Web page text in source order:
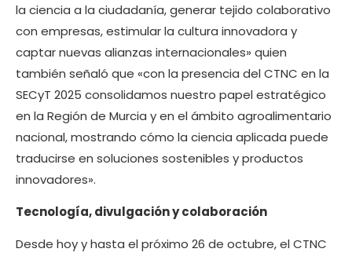
la ciencia a la ciudadanía, generar tejido colaborativo
con empresas, estimular la cultura innovadora y
captar nuevas alianzas internacionales» quien
también señaló que «con la presencia del CTNC en la
SECyT 2025 consolidamos nuestro papel estratégico
en la Región de Murcia y en el ámbito agroalimentario
nacional, mostrando cómo la ciencia aplicada puede
traducirse en soluciones sostenibles y productos
innovadores».
Tecnología, divulgación y colaboración
Desde hoy y hasta el próximo 26 de octubre, el CTNC